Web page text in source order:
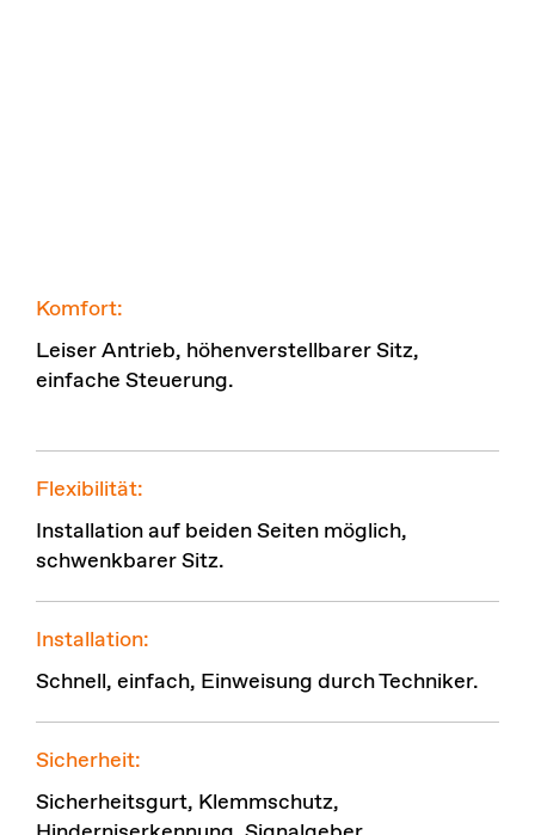
Komfort:
Leiser Antrieb, höhenverstellbarer Sitz,
einfache Steuerung.
Flexibilität:
Installation auf beiden Seiten möglich,
schwenkbarer Sitz.
Installation:
Schnell, einfach, Einweisung durch Techniker.
Sicherheit:
Sicherheitsgurt, Klemmschutz,